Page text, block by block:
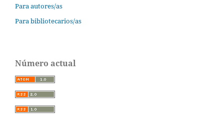
Para autores/as
Para bibliotecarios/as
Número actual